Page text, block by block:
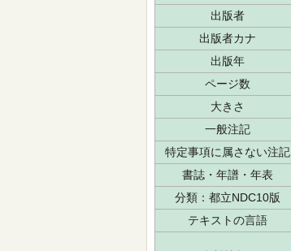
出版者
出版者カナ
出版年
ページ数
大きさ
一般注記
特定事項に属さない注記
書誌・年譜・年表
分類：都立NDC10版
テキストの言語